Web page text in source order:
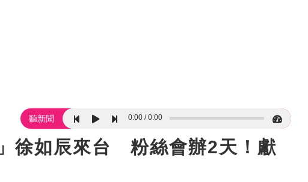
聽新聞 0:00 0:00
徐如辰來台 粉絲會辦2天！獻